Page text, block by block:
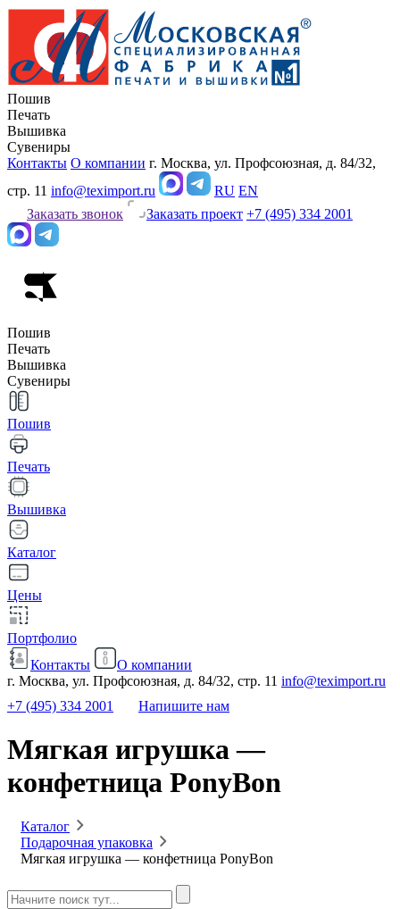
Пошив
Печать
Вышивка
Сувениры
Контакты О компании г. Москва, ул. Профсоюзная, д. 84/32,
стр. 11 info@teximport.ru RU EN
Заказать звонок
Заказать проект +7 (495) 334 2001
Пошив
Печать
Вышивка
Сувениры
Пошив
Печать
Вышивка
Каталог
Цены
Портфолио
Контакты
О компании
г. Москва, ул. Профсоюзная, д. 84/32, стр. 11 info@teximport.ru
+7 (495) 334 2001
Напишите нам
Мягкая игрушка —
конфетница PonyBon
Каталог
Подарочная упаковка
Мягкая игрушка — конфетница PonyBon